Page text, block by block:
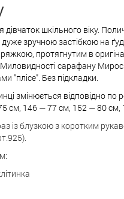
шкільного віку.
зручною застібкою на
протягнутим в
сарафану
"плісе". Без підкладки.
змінюється відповідно
см, 146 — 77 см, 152 — 80 см,
із блузкою з коротким